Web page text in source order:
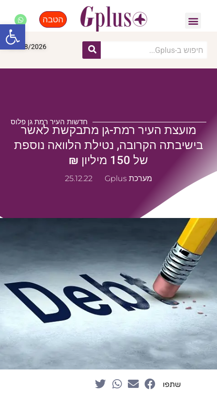
הטבה
07/08/2026
חדשות העיר רמת גן פלוס
מועצת העיר רמת-גן מתבקשת לאשר
בישיבתה הקרובה, נטילת הלוואה נוספת
של 150 מיליון ₪
מערכת Gplus 25.12.22
שתפו
פתח